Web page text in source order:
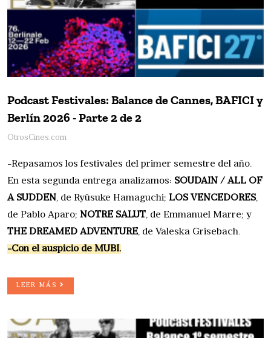
Podcast Festivales: Balance de Cannes, BAFICI y
Berlín 2026 - Parte 2 de 2
OtrosCines.com
-Repasamos los festivales del primer semestre del año.
En esta segunda entrega analizamos: SOUDAIN / ALL OF
A SUDDEN, de Ryûsuke Hamaguchi; LOS VENCEDORES,
de Pablo Aparo; NOTRE SALUT, de Emmanuel Marre; y
THE DREAMED ADVENTURE, de Valeska Grisebach.
-Con el auspicio de MUBI.
LEER MÁS